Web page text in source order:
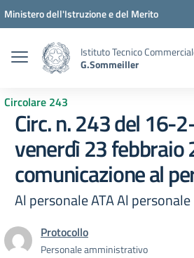
Vai ai contenuti
Vai al menu di navigazione
Vai al footer
Ministero dell'Istruzione e del Merito
Istituto Tecnico
G.Sommeiller
Circolare 243
Circ. n. 243 del 16-
venerdì 23 febbraio
comunicazione al
Al personale ATA Al personale
Protocollo
Personale amministrativo